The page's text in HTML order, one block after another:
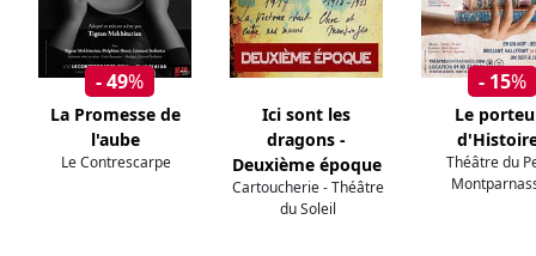
- 49%
La Promesse de
l'aube
Le Contrescarpe
Ici sont les
dragons -
Deuxième époque
Cartoucherie - Théâtre
du Soleil
- 15%
Le
Théâtre du